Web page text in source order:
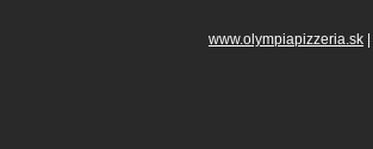
www.olympiapizzeria.sk